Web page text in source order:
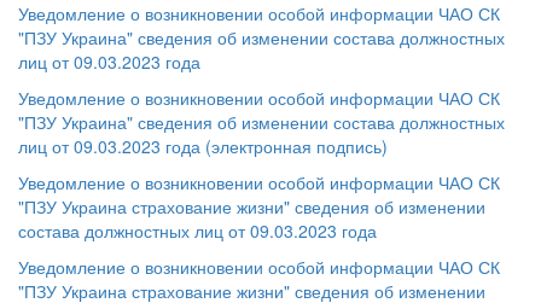
Уведомление о возникновении особой информации ЧАО СК
"ПЗУ Украина" сведения об изменении состава должностных
лиц от 09.03.2023 года
Уведомление о возникновении особой информации ЧАО СК
"ПЗУ Украина" сведения об изменении состава должностных
лиц от 09.03.2023 года (электронная подпись)
Уведомление о возникновении особой информации ЧАО СК
"ПЗУ Украина страхование жизни" сведения об изменении
состава должностных лиц от 09.03.2023 года
Уведомление о возникновении особой информации ЧАО СК
"ПЗУ Украина страхование жизни" сведения об изменении